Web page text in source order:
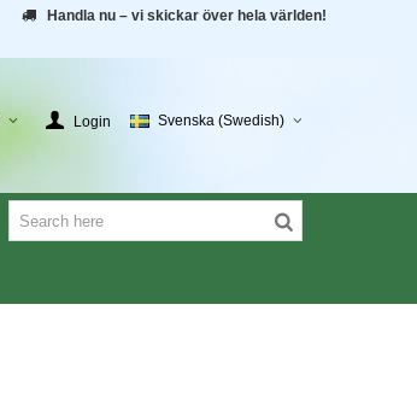
Handla nu – vi skickar över hela världen!
Login Svenska (Swedish)